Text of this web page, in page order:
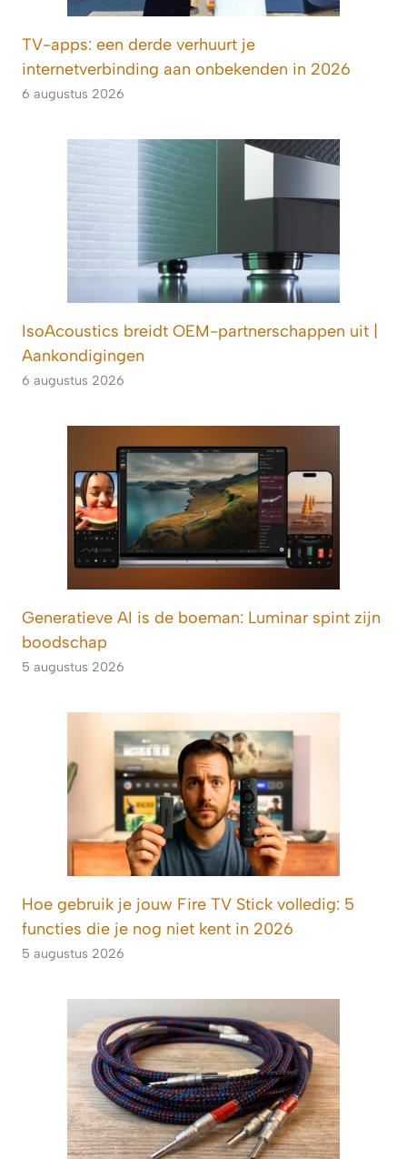
TV-apps: een derde verhuurt je
internetverbinding aan onbekenden in 2026
6 augustus 2026
IsoAcoustics breidt OEM-partnerschappen uit |
Aankondigingen
6 augustus 2026
Generatieve AI is de boeman: Luminar spint zijn
boodschap
5 augustus 2026
Hoe gebruik je jouw Fire TV Stick volledig: 5
functies die je nog niet kent in 2026
5 augustus 2026